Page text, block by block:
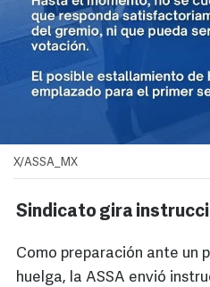
X/ASSA_MX
Sindicato gira
Como preparación ante un
huelga, la ASSA envió